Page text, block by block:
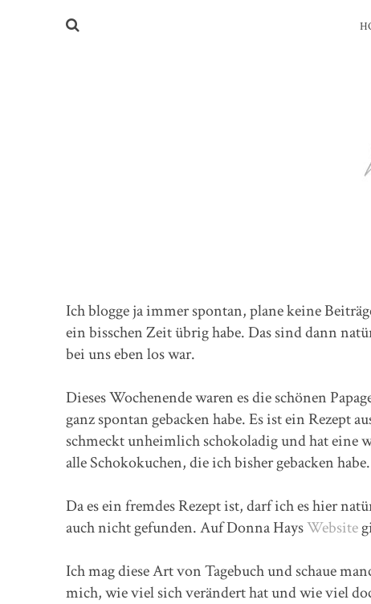
Ich blogge ja immer spontan, plane keine
ein bisschen Zeit übrig habe. Das sind dann
bei uns eben los war.
Dieses Wochenende waren es die schönen
ganz spontan gebacken habe. Es ist ein Rezept
schmeckt unheimlich schokoladig und hat eine
alle Schokokuchen, die ich bisher gebacken habe.
Da es ein fremdes Rezept ist, darf ich es hier
auch nicht gefunden. Auf Donna HaysWebsite
Ich mag diese Art von Tagebuch und schaue
mich, wie viel sich verändert hat und wie viel